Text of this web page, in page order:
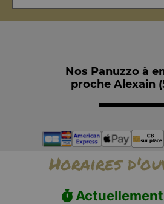
Nos Panuzzo à
proche Alexain
Horaires